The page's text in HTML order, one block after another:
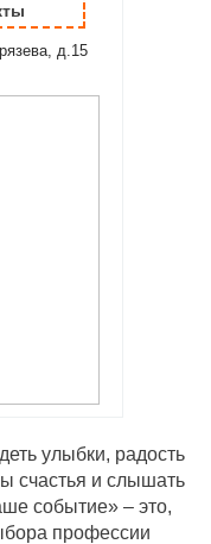
д.15
улыбки, радость
счастья и слышать
событие» – это,
профессии